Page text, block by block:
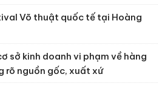
Võ thuật quốc tế tại Hoàng
sở kinh doanh vi phạm về hàng
rõ nguồn gốc, xuất xứ